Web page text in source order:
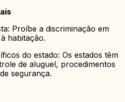
Proíbe a discriminação em
habitação.
do estado: Os estados têm
de aluguel, procedimentos
segurança.